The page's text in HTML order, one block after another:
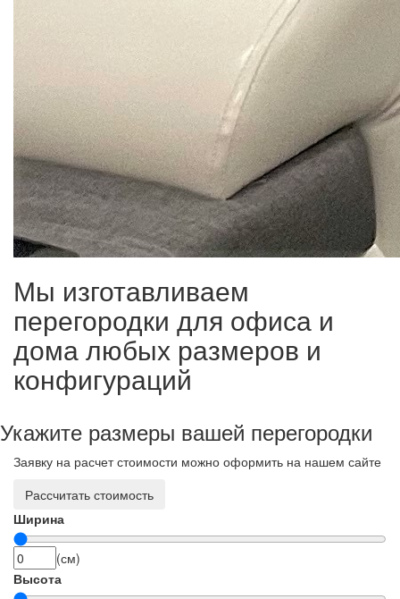
Мы изготавливаем
перегородки для офиса и
дома любых размеров и
конфигураций
Укажите размеры вашей перегородки
Заявку на расчет стоимости можно оформить на нашем сайте
Рассчитать стоимость
Ширина
(см)
Высота